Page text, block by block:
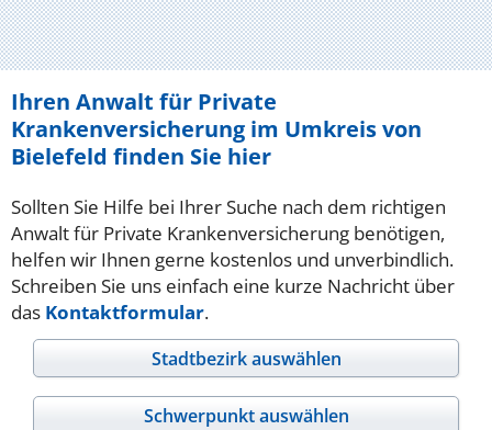
Ihren Anwalt für Private
Krankenversicherung im Umkreis von
Bielefeld finden Sie hier
Sollten Sie Hilfe bei Ihrer Suche nach dem richtigen
Anwalt für Private Krankenversicherung benötigen,
helfen wir Ihnen gerne kostenlos und unverbindlich.
Schreiben Sie uns einfach eine kurze Nachricht über
das Kontaktformular.
Stadtbezirk auswählen
Schwerpunkt auswählen